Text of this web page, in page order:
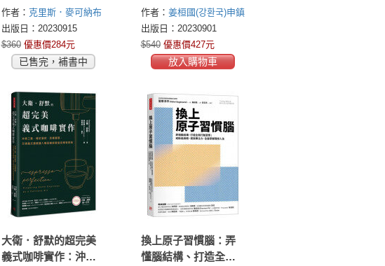
斯拉，從破壞性創新
到科技巨富，全面解
析智商、情商、膽商
作者： 克里斯．麥可納布
(Chris McNab)
出版日：20230915
$360 優惠價284元
已售完，補書中
「巴菲特投資準
則」，掌握進退場時
機，突破偏誤心理，
單靠薪水也能實現財
務自由
作者： 姜桓國(강환국)申鎮
伍／審定
出版日：20230901
$540 優惠價427元
放入購物車
大衛．舒默的超完美
義式咖啡實作：沖煮
換上原子習慣腦：弄
懂腦結構、打造全新